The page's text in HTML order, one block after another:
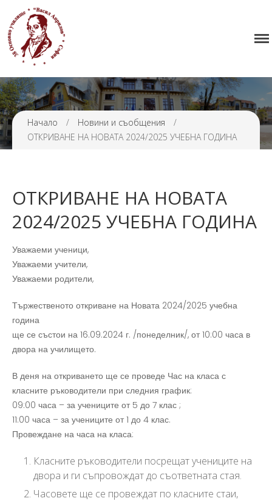
Нормативна уредба
Прием
Проекти и дейности
Седмично разписание
Начало / Новини и съобщения
/
ОТКРИВАНЕ НА НОВАТА 2024/2025 УЧЕБНА ГОДИНА
ОТКРИВАНЕ НА НОВАТА
2024/2025 УЧЕБНА ГОДИНА
Уважаеми ученици,
Уважаеми учители,
Уважаеми родители,
Тържественото откриване на Новата 2024/2025 учебна
година
ще се състои на 16.09.2024 г. /понеделник/, от 10:00 часа в
двора на училището.
В деня на откриването ще се проведе Час на класа с
класните ръководители при следния график:
09:00 часа – за учениците от 5 до 7 клас ;
11:00 часа – за учениците от 1 до 4 клас.
Провеждане на часа на класа:
Класните ръководители посрещат учениците на
двора и ги съпровождат до съответната стая.
Часовете ще се провеждат по класните стаи,